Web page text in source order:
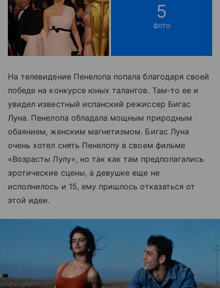
5
фото
На телевидение Пенелопа попала благодаря своей
победе на конкурсе юных талантов. Там-то ее и
увидел известный испанский режиссер Бигас
Луна. Пенелопа обладала мощным природным
обаянием, женским магнетизмом. Бигас Луна
очень хотел снять Пенелопу в своем фильме
«Возрасты Лулу», но так как там предполагались
эротические сцены, а девушке еще не
исполнилось и 15, ему пришлось отказаться от
этой идеи.